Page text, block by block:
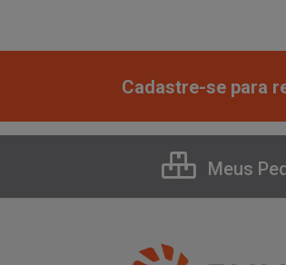
Cadastre-se para
Meus